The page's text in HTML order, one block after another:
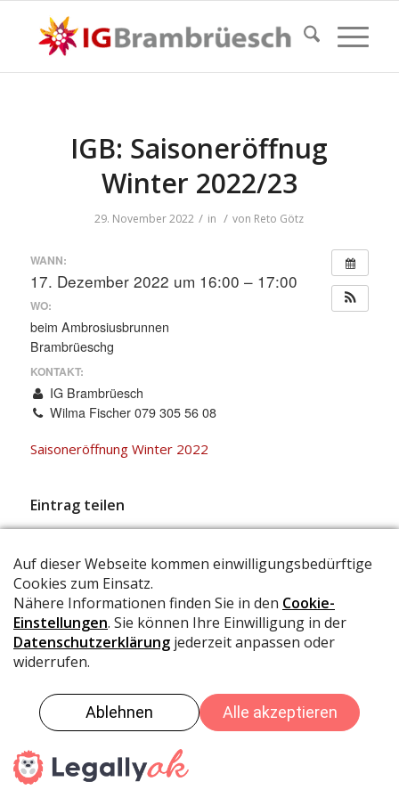
IGB: Saisoneröffnug
Winter 2022/23
29. November 2022 / in / von Reto Götz
WANN:
17. Dezember 2022 um 16:00 – 17:00
WO:
beim Ambrosiusbrunnen
Brambrüeschg
KONTAKT:
IG Brambrüesch
Wilma Fischer 079 305 56 08
Saisoneröffnung Winter 2022
Eintrag teilen
© IG Brambrüesch
Datenschutz